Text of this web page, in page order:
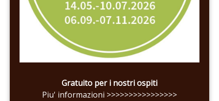
Gratuito per i nostri ospiti
Piu' informazioni >>>>>>>>>>>>>>>>